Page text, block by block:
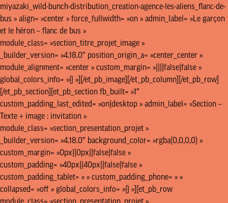
miyazaki_wild-bunch-distribution_creation-agence-les-aliens_flanc-de-
bus » align= »center » force_fullwidth= »on » admin_label= »Le garçon
et le héron – flanc de bus »
module_class= »section_titre_projet_image »
_builder_version= »4.18.0″ position_origin_a= »center_center »
module_alignment= »center » custom_margin= »||||false|false »
global_colors_info= »{} »][/et_pb_image][/et_pb_column][/et_pb_row]
[/et_pb_section][et_pb_section fb_built= »1″
custom_padding_last_edited= »on|desktop » admin_label= »Section –
Texte + image : invitation »
module_class= »section_presentation_projet »
_builder_version= »4.18.0″ background_color= »rgba(0,0,0,0) »
custom_margin= »0px||0px||false|false »
custom_padding= »40px||40px||false|false »
custom_padding_tablet= » » custom_padding_phone= » »
collapsed= »off » global_colors_info= »{} »][et_pb_row